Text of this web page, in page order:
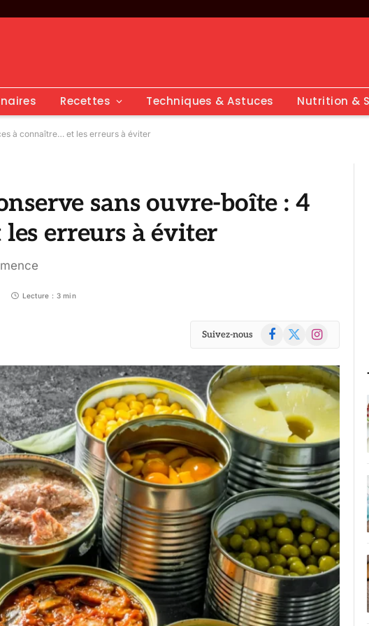
Recettes Techniques & Astuces Nutrition &
à connaître… et les erreurs à éviter
sans ouvre-boîte : 4
erreurs à éviter
Lecture : 3 min
Suivez-nous Facebook
X
Instagram